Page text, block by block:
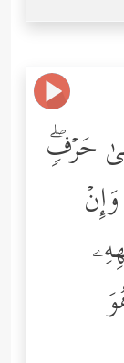
حَرۡفࣲۖ